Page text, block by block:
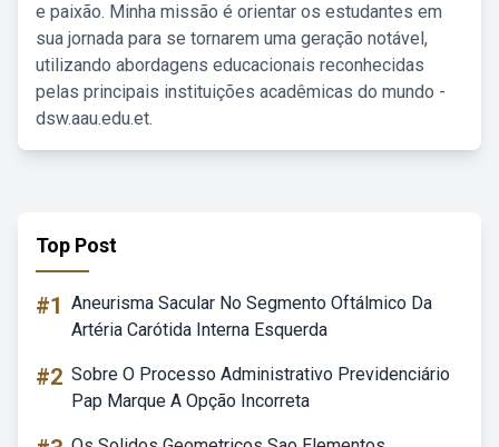
e paixão. Minha missão é orientar os estudantes em
sua jornada para se tornarem uma geração notável,
utilizando abordagens educacionais reconhecidas
pelas principais instituições acadêmicas do mundo -
dsw.aau.edu.et.
Top Post
#1 Aneurisma Sacular No Segmento Oftálmico Da
Artéria Carótida Interna Esquerda
#2 Sobre O Processo Administrativo Previdenciário
Pap Marque A Opção Incorreta